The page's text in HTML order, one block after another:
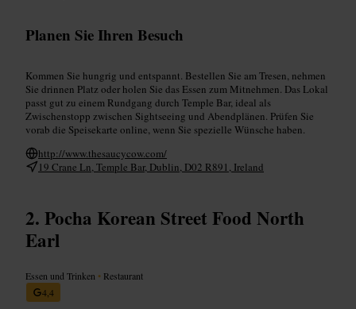
Planen Sie Ihren Besuch
Kommen Sie hungrig und entspannt. Bestellen Sie am Tresen, nehmen
Sie drinnen Platz oder holen Sie das Essen zum Mitnehmen. Das Lokal
passt gut zu einem Rundgang durch Temple Bar, ideal als
Zwischenstopp zwischen Sightseeing und Abendplänen. Prüfen Sie
vorab die Speisekarte online, wenn Sie spezielle Wünsche haben.
http://www.thesaucycow.com/
19 Crane Ln, Temple Bar, Dublin, D02 R891, Ireland
Pocha Korean Street Food North
Earl
Essen und Trinken • Restaurant
4,4